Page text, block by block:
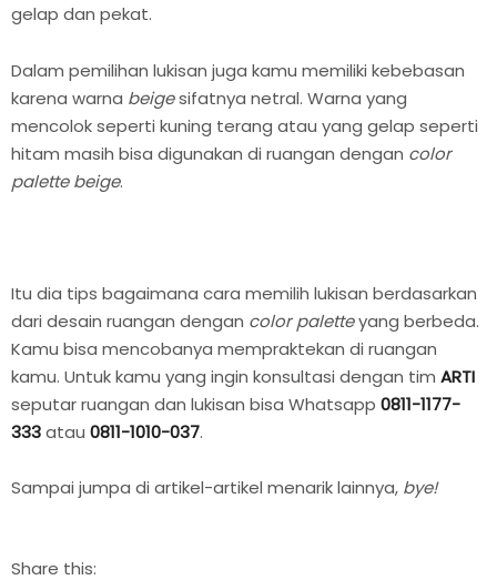
gelap dan pekat.
Dalam pemilihan lukisan juga kamu memiliki kebebasan
karena warna beigesifatnya netral. Warna yang
mencolok seperti kuning terang atau yang gelap seperti
hitam masih bisa digunakan di ruangan dengan color
palette beige.
Itu dia tips bagaimana cara memilih lukisan berdasarkan
dari desain ruangan dengan color paletteyang berbeda.
Kamu bisa mencobanya mempraktekan di ruangan
kamu. Untuk kamu yang ingin konsultasi dengan tim ARTI
seputar ruangan dan lukisan bisa Whatsapp 0811-1177-
333atau 0811-1010-037.
Sampai jumpa di artikel-artikel menarik lainnya, bye!
Share this: